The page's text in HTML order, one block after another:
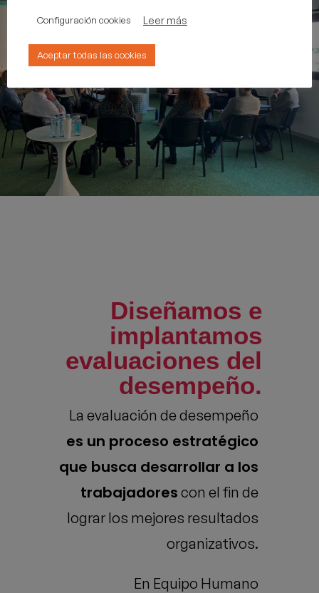
Diseñamos e
implantamos
evaluaciones del
desempeño.
La evaluación de desempeño
es un proceso estratégico
que busca desarrollar a los
trabajadores con el fin de
lograr los mejores resultados
organizativos.
En Equipo Humano
Configuración cookies Leer más
Aceptar todas las cookies